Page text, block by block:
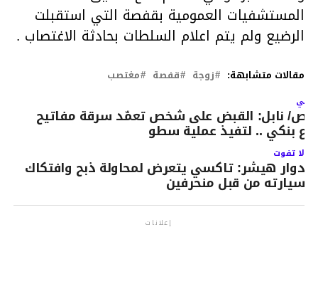
المستشفيات العمومية بقفصة التي استقبلت
الرضيع ولم يتم اعلام السلطات بحادثة الاغتصاب .
مقالات متشابهة: زوجة قفصة مغتصب
نابل: القبض على شخص تعمّد سرقة مفاتيح
بنكي .. لتفيذ عملية سطو
لا تفوت
دوار هيشر: تاكسي يتعرض لمحاولة ذبح وافتكاك
سيارته من قبل منحرفين
إعلانات